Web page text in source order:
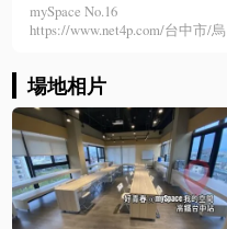
mySpace No.16
https://www.net4p.com/台中市/
場地相片